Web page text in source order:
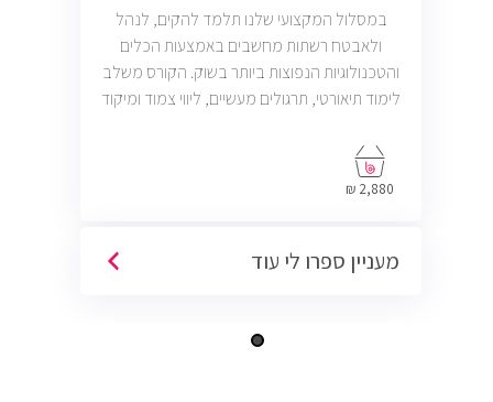
במסלול המקצועי שלנו תלמד להקים, לנהל
ולאבטח רשתות מחשבים באמצעות הכלים
והטכנולוגיות הנפוצות ביותר בשוק. הקורס משלב
לימוד תיאורטי, תרגולים מעשיים, ליווי צמוד ומיקוד
2,880 ₪
מעניין ספרו לי עוד